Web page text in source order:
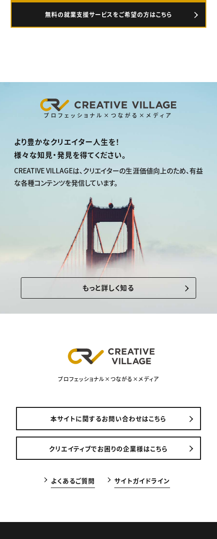
無料の就業支援サービスをご希望の方はこちら
プロフェッショナル×つながる×メディア
より豊かなクリエイター人生を！
様々な知見・発見を得てください。
CREATIVE VILLAGEは、クリエイターの生涯価値向上のため、有益
な各種コンテンツを発信しています。
もっと詳しく知る
プロフェッショナル×つながる×メディア
本サイトに関するお問い合わせはこちら
クリエイティブでお困りの企業様はこちら
よくあるご質問 サイトガイドライン